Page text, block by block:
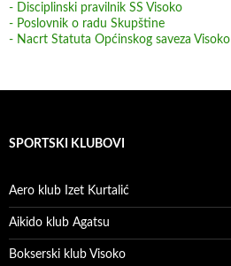
- Disciplinski pravilnik SS Visoko
- Poslovnik o radu Skupštine
- Nacrt Statuta Općinskog saveza Visoko
SPORTSKI KLUBOVI
Aero klub Izet Kurtalić
Aikido klub Agatsu
Bokserski klub Visoko